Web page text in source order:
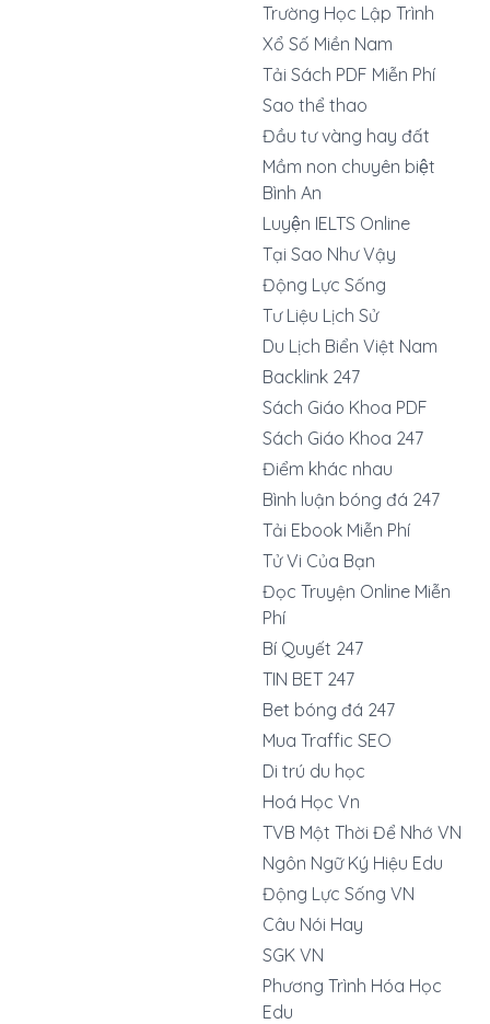
Trường Học Lập Trình
Xổ Số Miền Nam
Tải Sách PDF Miễn Phí
Sao thể thao
Đầu tư vàng hay đất
Mầm non chuyên biệt
Bình An
Luyện IELTS Online
Tại Sao Như Vậy
Động Lực Sống
Tư Liệu Lịch Sử
Du Lịch Biển Việt Nam
Backlink 247
Sách Giáo Khoa PDF
Sách Giáo Khoa 247
Điểm khác nhau
Bình luận bóng đá 247
Tải Ebook Miễn Phí
Tử Vi Của Bạn
Đọc Truyện Online Miễn
Phí
Bí Quyết 247
TIN BET 247
Bet bóng đá 247
Mua Traffic SEO
Di trú du học
Hoá Học Vn
TVB Một Thời Để Nhớ VN
Ngôn Ngữ Ký Hiệu Edu
Động Lực Sống VN
Câu Nói Hay
SGK VN
Phương Trình Hóa Học
Edu